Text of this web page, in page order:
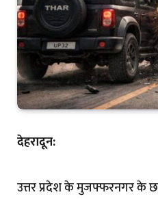
देहरादून:
उत्तर प्रदेश के मुजफ्फरनगर के